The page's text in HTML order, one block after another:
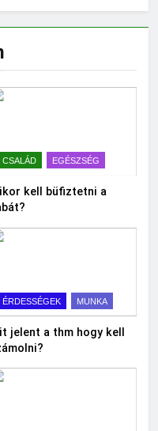
CSALÁD EGÉSZSÉG
kell büfiztetni a
ÉRDESSÉGEK MUNKA
jelent a thm hogy kell